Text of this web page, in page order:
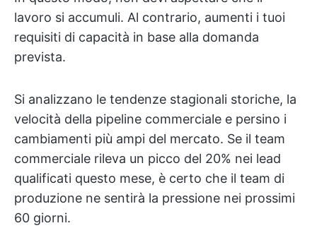
lavoro si accumuli. Al contrario, aumenti i tuoi
requisiti di capacità in base alla domanda
prevista.
Si analizzano le tendenze stagionali storiche, la
velocità della pipeline commerciale e persino i
cambiamenti più ampi del mercato. Se il team
commerciale rileva un picco del 20% nei lead
qualificati questo mese, è certo che il team di
produzione ne sentirà la pressione nei prossimi
60 giorni.